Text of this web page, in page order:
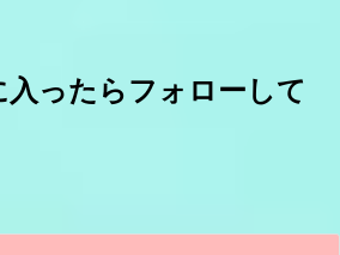
入ったらフォローして